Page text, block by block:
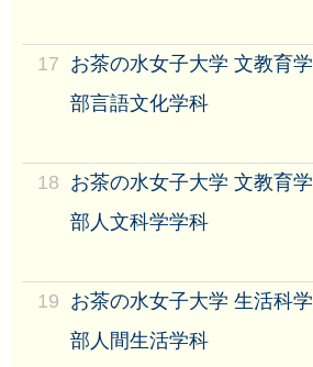
17 お茶の水女子大学 文教育学
部言語文化学科
18 お茶の水女子大学 文教育学
部人文科学学科
19 お茶の水女子大学 生活科学
部人間生活学科